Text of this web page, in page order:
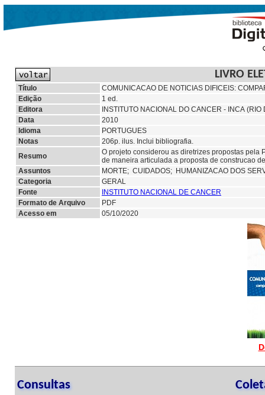
LIVRO
Título
COMUNICACAO DE NOTICIAS DIFICEIS:
Edição
1 ed.
Editora
INSTITUTO NACIONAL DO CANCER - INCA (RIO
Data
2010
Idioma
PORTUGUES
Notas
206p. ilus. Inclui bibliografia.
Resumo
O projeto considerou as diretrizes propostas pela
de maneira articulada a proposta de construcao
Assuntos
MORTE; CUIDADOS; HUMANIZACAO DOS
Categoria
GERAL
Fonte
INSTITUTO NACIONAL DE CANCER
Formato de Arquivo
PDF
Acesso em
05/10/2020
Consultas